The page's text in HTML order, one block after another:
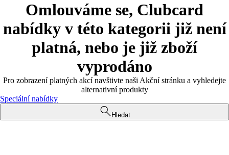
Omlouváme se, Clubcard
nabídky v této kategorii již není
platná, nebo je již zboží
vyprodáno
Pro zobrazení platných akcí navštivte naši Akční stránku a vyhledejte
alternativní produkty
Speciální nabídky
Hledat